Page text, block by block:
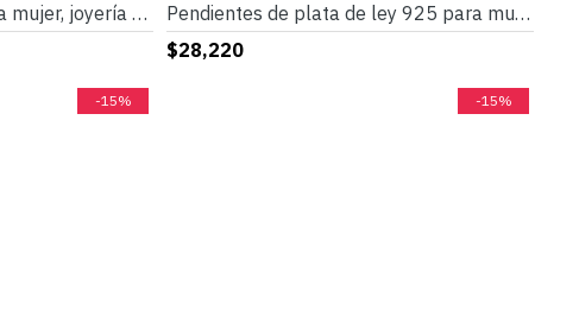
Anillos de plata 925 para mujer, joyería elegante de belleza para mujer, anillo grande de flor de CZ, joyería de moda, regalo, anillos de boda finos
Pendientes de plata de ley 925 para mujer, aretes simples de circonita dorada a la moda, estilo Punk para mujeres y niñas, regalo de joyería para fiesta y boda
$28,220
-15% -15%